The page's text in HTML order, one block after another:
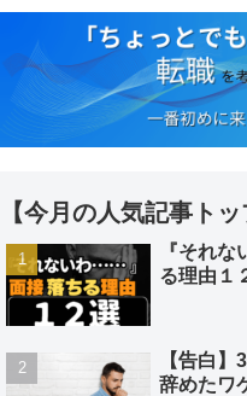
【今月の人気記事トッ
『それ
る理由１
【告白
辞めたワ